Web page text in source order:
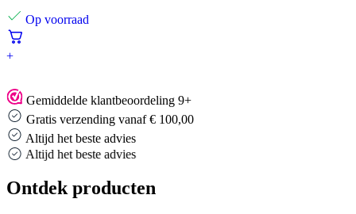
Op voorraad
+
Gemiddelde klantbeoordeling 9+
Gratis verzending vanaf € 100,00
Altijd het beste advies
Altijd het beste advies
Ontdek producten